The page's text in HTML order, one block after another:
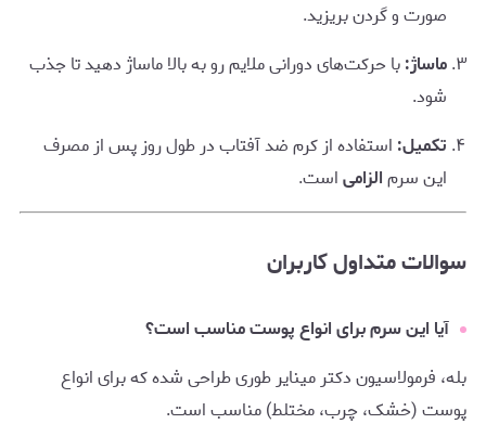
صورت و گردن بریزید.
ماساژ:با حرکت‌های دورانی ملایم رو به بالا ماساژ دهید تا جذب
شود.
تکمیل: استفاده از کرم ضد آفتاب در طول روز پس از مصرف
این سرمالزامیاست.
سوالات متداول کاربران
آیا این سرم برای انواع پوست مناسب است؟
بله، فرمولاسیون دکتر مینایر طوری طراحی شده که برای انواع
پوست (خشک، چرب، مختلط) مناسب است.